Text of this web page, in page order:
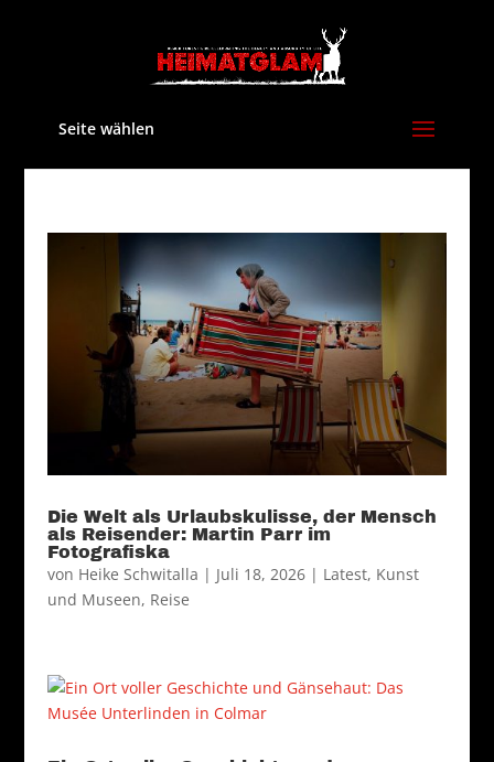
Seite wählen
Die Welt als Urlaubskulisse, der Mensch
als Reisender: Martin Parr im
Fotografiska
von Heike Schwitalla | Juli 18, 2026| Latest, Kunst
und Museen, Reise